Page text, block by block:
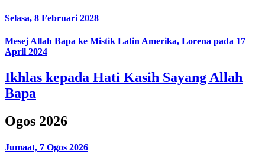
Selasa, 8 Februari 2028
Mesej Allah Bapa ke Mistik Latin Amerika, Lorena pada 17
April 2024
Ikhlas kepada Hati Kasih Sayang Allah
Bapa
Ogos 2026
Jumaat, 7 Ogos 2026